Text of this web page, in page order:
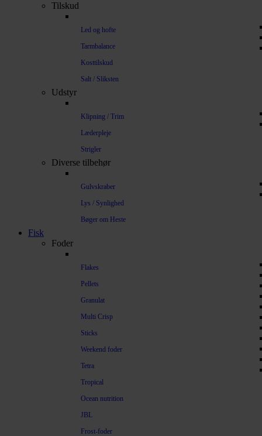
Tilskud
Led og hofte
Tarmbalance
Kosttilskud
Salt / Sliksten
Udstyr
Klipning / Trim
Læderpleje
Strigler
Diverse tilbehør
Gulvskraber
Lys / Synlighed
Bøger om Heste
Fisk
Foder
Flakes
Pellets
Granulat
Multi Crisp
Sticks
Weekend foder
Tetra
Tropical
Ocean nutrition
JBL
Frost-foder